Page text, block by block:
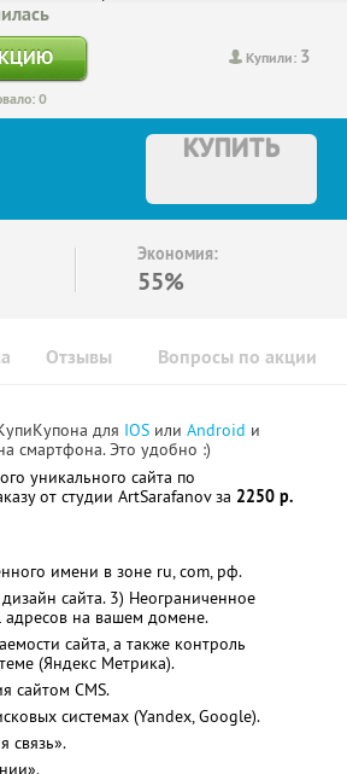
Купили: 3
0
КУПИТЬ
Экономия:
55%
Отзывы Вопросы по акции
для IOS или Android и
смартфона. Это удобно :)
уникального сайта по
от студии ArtSarafanov за 2250 р.
имени в зоне ru, com, рф.
сайта. 3) Неограниченное
адресов на вашем домене.
сайта, а также контроль
(Яндекс Метрика).
сайтом CMS.
системах (Yandex, Google).
связь».